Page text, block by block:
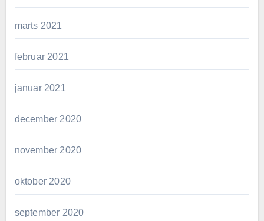
marts 2021
februar 2021
januar 2021
december 2020
november 2020
oktober 2020
september 2020